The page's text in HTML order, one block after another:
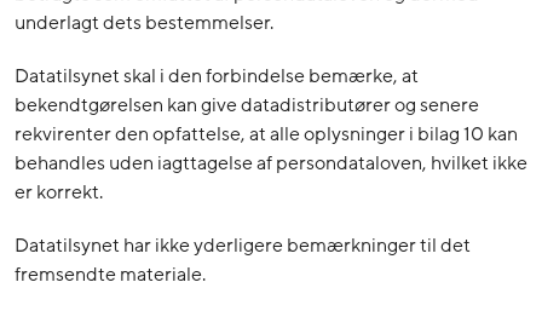
underlagt dets bestemmelser.
Datatilsynet skal i den forbindelse bemærke, at
bekendtgørelsen kan give datadistributører og senere
rekvirenter den opfattelse, at alle oplysninger i bilag 10 kan
behandles uden iagttagelse af persondataloven, hvilket ikke
er korrekt.
Datatilsynet har ikke yderligere bemærkninger til det
fremsendte materiale.